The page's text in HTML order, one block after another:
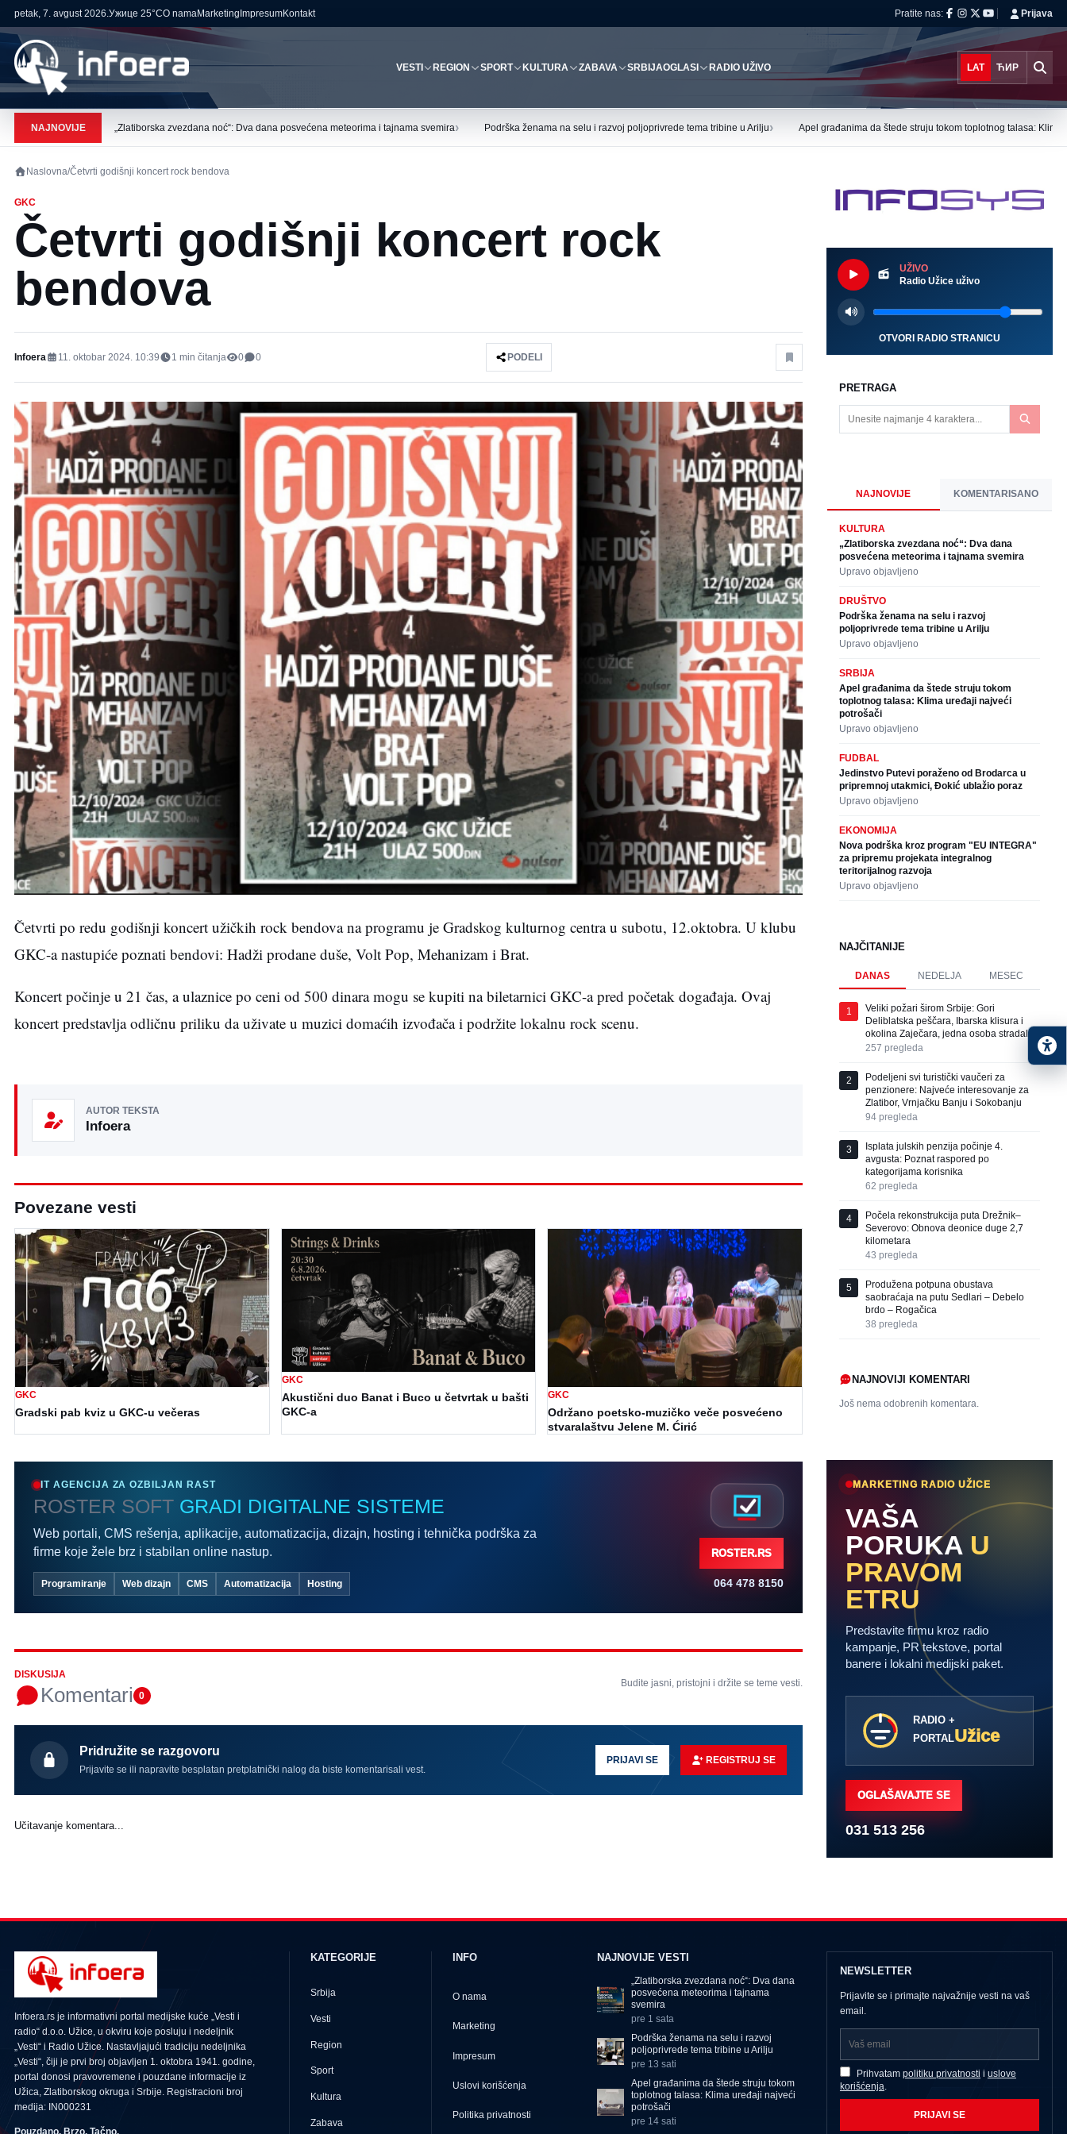
petak, 7. avgust 2026.Ужице 25°CO namaMarketing ImpresumKontakt Pratite nas: Prijava
VESTI REGION SPORT KULTURA ZABAVA SRBIJAOGLASI RADIO UŽIVO LAT ЋИР
NAJNOVIJE „Zlatiborska zvezdana noć“: Dva dana posvećena meteorima i tajnama svemira› Podrška ženama na selu i razvoj poljoprivrede tema tribine u Arilju› Apel građanima da štede struju tokom toplotnog talasa:
Naslovna/Četvrti godišnji koncert rock bendova
GKC
Četvrti godišnji koncert rock
bendova
Infoera 11. oktobar 2024. 10:39 1 min čitanja 0 0 PODELI
Četvrti po redu godišnji koncert užičkih rock bendova na programu je Gradskog kulturnog centra u subotu, 12.oktobra. U klubu
GKC-a nastupiće poznati bendovi: Hadži prodane duše, Volt Pop, Mehanizam i Brat.
Koncert počinje u 21 čas, a ulaznice po ceni od 500 dinara mogu se kupiti na biletarnici GKC-a pred početak događaja. Ovaj
koncert predstavlja odličnu priliku da uživate u muzici domaćih izvođača i podržite lokalnu rock scenu.
AUTOR TEKSTA
Infoera
Povezane vesti
GKC
Gradski pab kviz u GKC-u večeras
GKC
Akustični duo Banat i Buco u četvrtak u bašti
GKC-a
GKC
Održano poetsko-muzičko veče posvećeno
stvaralaštvu Jelene M. Ćirić
IT AGENCIJA ZA OZBILJAN RAST
ROSTER SOFT GRADI DIGITALNE SISTEME
Web portali, CMS rešenja, aplikacije, automatizacija, dizajn, hosting i tehnička podrška za
firme koje žele brz i stabilan online nastup.
Programiranje Web dizajn CMS Automatizacija Hosting
ROSTER.RS
064 478 8150
DISKUSIJA
Komentari 0
Budite jasni, pristojni i držite se teme vesti.
Pridružite se razgovoru
Prijavite se ili napravite besplatan pretplatnički nalog da biste komentarisali vest.
PRIJAVI SE REGISTRUJ SE
Učitavanje komentara...
UŽIVO
Radio Užice uživo
OTVORI RADIO STRANICU
PRETRAGA
NAJNOVIJE KOMENTARISANO
KULTURA
„Zlatiborska zvezdana noć“: Dva dana
posvećena meteorima i tajnama svemira
Upravo objavljeno
DRUŠTVO
Podrška ženama na selu i razvoj
poljoprivrede tema tribine u Arilju
Upravo objavljeno
SRBIJA
Apel građanima da štede struju tokom
toplotnog talasa: Klima uređaji najveći
potrošači
Upravo objavljeno
FUDBAL
Jedinstvo Putevi poraženo od Brodarca u
pripremnoj utakmici, Đokić ublažio poraz
Upravo objavljeno
EKONOMIJA
Nova podrška kroz program "EU INTEGRA"
za pripremu projekata integralnog
teritorijalnog razvoja
Upravo objavljeno
NAJČITANIJE
DANAS NEDELJA MESEC
1
Veliki požari širom Srbije: Gori
Deliblatska peščara, Ibarska klisura i
okolina Zaječara, jedna osoba stradala
257 pregleda
2
Podeljeni svi turistički vaučeri za
penzionere: Najveće interesovanje za
Zlatibor, Vrnjačku Banju i Sokobanju
94 pregleda
3
Isplata julskih penzija počinje 4.
avgusta: Poznat raspored po
kategorijama korisnika
62 pregleda
4
Počela rekonstrukcija puta Drežnik–
Severovo: Obnova deonice duge 2,7
kilometara
43 pregleda
5
Produžena potpuna obustava
saobraćaja na putu Sedlari – Debelo
brdo – Rogačica
38 pregleda
NAJNOVIJI KOMENTARI
Još nema odobrenih komentara.
MARKETING RADIO UŽICE
VAŠA
PORUKA U
PRAVOM
ETRU
Predstavite firmu kroz radio
kampanje, PR tekstove, portal
banere i lokalni medijski paket.
RADIO +
PORTALUžice
OGLAŠAVAJTE SE
031 513 256
Infoera.rs je informativni portal medijske kuće „Vesti i
radio“ d.o.o. Užice, u okviru koje posluju i nedeljnik
„Vesti“ i Radio Užice. Nastavljajući tradiciju nedeljnika
„Vesti“, čiji je prvi broj objavljen 1. oktobra 1941. godine,
portal donosi pravovremene i pouzdane informacije iz
Užica, Zlatiborskog okruga i Srbije. Registracioni broj
medija: IN000231
Pouzdano. Brzo. Tačno.
KATEGORIJE
Srbija
Vesti
Region
Sport
Kultura
Zabava
INFO
O nama
Marketing
Impresum
Uslovi korišćenja
Politika privatnosti
NAJNOVIJE VESTI
„Zlatiborska zvezdana noć“: Dva dana
posvećena meteorima i tajnama
svemira
pre 1 sata
Podrška ženama na selu i razvoj
poljoprivrede tema tribine u Arilju
pre 13 sati
Apel građanima da štede struju tokom
toplotnog talasa: Klima uređaji najveći
potrošači
pre 14 sati
NEWSLETTER
Prijavite se i primajte najvažnije vesti na vaš
email.
Prihvatam politiku privatnosti i uslove
korišćenja
PRIJAVI SE